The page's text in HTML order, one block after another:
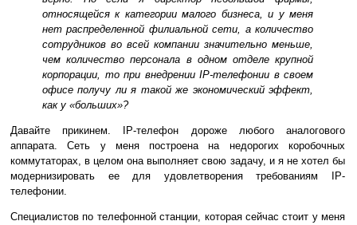
относящейся к категории малого бизнеса, и у меня
нет распределенной филиальной сети, а количество
сотрудников во всей компании значительно меньше,
чем количество персонала в одном отделе крупной
корпорации, то при внедрении IP-телефонии в своем
офисе получу ли я такой же экономический эффект,
как у «больших»?
Давайте прикинем. IP-телефон дороже любого аналогового
аппарата. Сеть у меня построена на недорогих коробочных
коммутаторах, в целом она выполняет свою задачу, и я не хотел бы
модернизировать ее для удовлетворения требованиям IP-
телефонии.
Специалистов по телефонной станции, которая сейчас стоит у меня